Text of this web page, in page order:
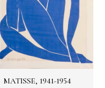
MATISSE, 1941-1954